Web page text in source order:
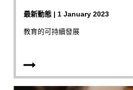
最新動態 | 1 January 2023
教育的可持續發展